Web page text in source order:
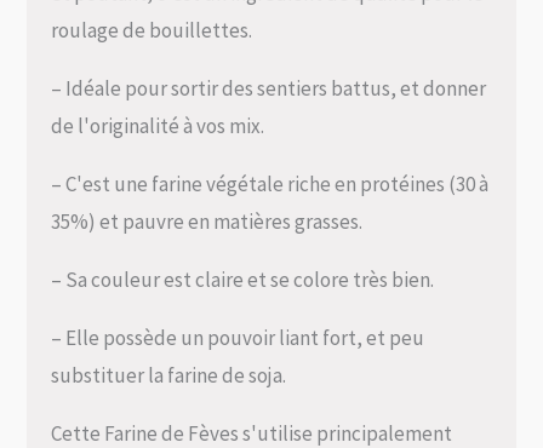
roulage de bouillettes.
– Idéale pour sortir des sentiers battus, et donner
de l'originalité à vos mix.
– C'est une farine végétale riche en protéines (30 à
35%) et pauvre en matières grasses.
– Sa couleur est claire et se colore très bien.
– Elle possède un pouvoir liant fort, et peu
substituer la farine de soja.
Cette Farine de Fèves s'utilise principalement